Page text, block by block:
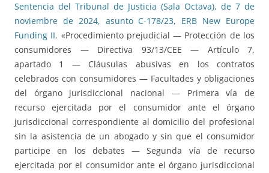
Sentencia del Tribunal de Justicia (Sala Octava), de 7 de
noviembre de 2024, asunto C-178/23, ERB New Europe
Funding II. «Procedimiento prejudicial — Protección de los
consumidores — Directiva 93/13/CEE — Artículo 7,
apartado 1 — Cláusulas abusivas en los contratos
celebrados con consumidores — Facultades y obligaciones
del órgano jurisdiccional nacional — Primera vía de
recurso ejercitada por el consumidor ante el órgano
jurisdiccional correspondiente al domicilio del profesional
sin la asistencia de un abogado y sin que el consumidor
participe en los debates — Segunda vía de recurso
ejercitada por el consumidor ante el órgano jurisdiccional